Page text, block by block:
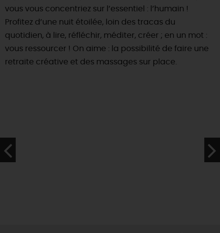
vous vous concentriez sur l’essentiel : l’humain !
Profitez d’une nuit étoilée, loin des tracas du
quotidien, à lire, réfléchir, méditer, créer ; en un mot :
vous ressourcer ! On aime : la possibilité de faire une
retraite créative et des massages sur place.